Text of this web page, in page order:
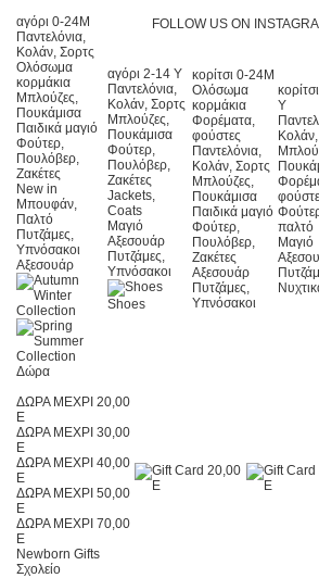
FOLLOW US ON
αγόρι 0-24Μ
Παντελόνια,
Κολάν, Σορτς
Ολόσωμα
κορμάκια
Μπλούζες,
Πουκάμισα
Παιδικά μαγιό
Φούτερ,
Πουλόβερ,
Ζακέτες
New in
Μπουφάν,
Παλτό
Πυτζάμες,
Υπνόσακοι
Αξεσουάρ
αγόρι 2-14 Y
Παντελόνια,
Κολάν, Σορτς
Μπλούζες,
Πουκάμισα
Φούτερ,
Πουλόβερ,
Ζακέτες
Jackets,
Coats
Μαγιό
Αξεσουάρ
Πυτζάμες,
Υπνόσακοι
Shoes
κορίτσι 0-24Μ
Ολόσωμα
κορμάκια
Φορέματα,
φούστες
Παντελόνια,
Κολάν, Σορτς
Μπλούζες,
Πουκάμισα
Παιδικά μαγιό
Φούτερ,
Πουλόβερ,
Ζακέτες
Αξεσουάρ
Πυτζάμες,
Υπνόσακοι
Y
παλτό
Μαγιό
Δώρα
ΔΩΡΑ ΜΕΧΡΙ 20,00
E
ΔΩΡΑ ΜΕΧΡΙ 30,00
E
ΔΩΡΑ ΜΕΧΡΙ 40,00
E
ΔΩΡΑ ΜΕΧΡΙ 50,00
E
ΔΩΡΑ ΜΕΧΡΙ 70,00
E
Newborn Gifts
Σχολείο